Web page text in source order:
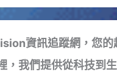
資訊追蹤網，您的
，我們提供從科技到